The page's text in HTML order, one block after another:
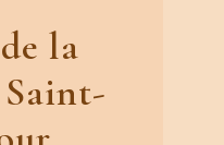
la